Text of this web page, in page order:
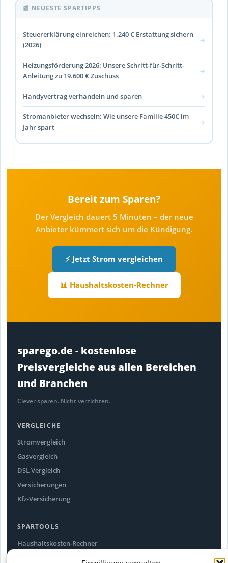
📰 NEUESTE SPARTIPPS
Steuererklärung einreichen: 1.240 € Erstattung sichern
(2026)
→
Heizungsförderung 2026: Unsere Schritt-für-Schritt-
Anleitung zu 19.600 € Zuschuss
→
Handyvertrag verhandeln und sparen →
Stromanbieter wechseln: Wie unsere Familie 450€ im
Jahr spart
→
Bereit zum Sparen?
Der Vergleich dauert 5 Minuten – der neue
Anbieter kümmert sich um die Kündigung.
⚡ Jetzt Strom vergleichen
📊 Haushaltskosten-Rechner
sparego.de - kostenlose
Preisvergleiche aus allen Bereichen
und Branchen
Clever sparen. Nicht verzichten.
VERGLEICHE
Stromvergleich
Gasvergleich
DSL Vergleich
Versicherungen
Kfz-Versicherung
SPARTOOLS
Haushaltskosten-Rechner